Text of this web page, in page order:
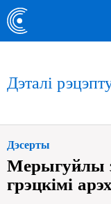
Дэталі
Дэсерты
Мерыгуйлы
грэцкімі